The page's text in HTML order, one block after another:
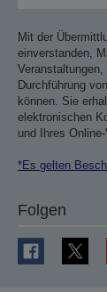
Mit der
einverstanden,
Durchführung
können. Sie
elektronischen
und Ihres
*Es gelten
Folgen